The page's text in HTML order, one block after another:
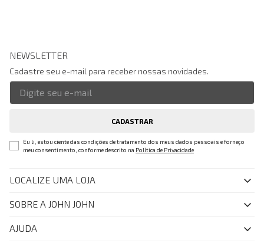
NEWSLETTER
Cadastre seu e-mail para receber nossas novidades.
CADASTRAR
Eu li, estou ciente das condições de tratamento dos meus dados pessoais e forneço
meu consentimento, conforme descrito na Política de Privacidade
LOCALIZE UMA LOJA
SOBRE A JOHN JOHN
Quem Somos
AJUDA